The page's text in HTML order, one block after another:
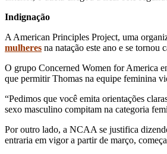
Indignação
A American Principles Project, uma
mulheres na natação este ano e se tornou
O grupo Concerned Women for America
que permitir Thomas na equipe feminina
“Pedimos que você emita orientações
sexo masculino compitam na categoria
Por outro lado, a NCAA se justifica
entraria em vigor a partir de março,